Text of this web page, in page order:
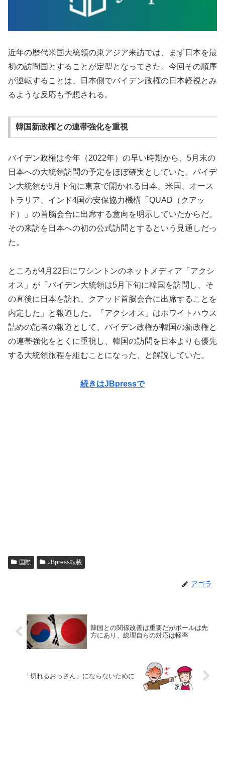
近年の歴代米国大統領の東アジア来訪では、まず日本を最
初の訪問国とすることが定型となってきた。今回その順序
が逆転することは、日本側でバイデン政権の日本軽視とみ
るような反応も予想される。
韓国新政権との連帯強化を重視
バイデン政権は今年（2022年）の早い時期から、5月末の
日本への大統領訪問の予定をほぼ確実としていた。バイデ
ン大統領が5月下旬に東京で開かれる日本、米国、オース
トラリア、インド4国の安保協力機構「QUAD（クアッ
ド）」の首脳会合に出席する意向を明示していたからだ。
その来訪を日本への初の公式訪問とするという見通しだっ
た。
ところが4月22日にワシントンのネットメディア「アクシ
オス」が「バイデン大統領は5月下旬に韓国を訪問し、そ
の直後に日本を訪れ、クアッド首脳会合に出席することを
内定した」と報道した。「アクシオス」はホワイトハウス
詰めの記者の報道として、バイデン政権が韓国の新政権と
の連帯強化をとくに重視し、韓国の訪問を日本よりも優先
する大統領旅程を組むことになった、と解説していた。
続きはJBpressで
国際 JBpress転載
アゴラ
韓国との関係改善は重要だがボールは先
方にあり、総理自らの対応は軽率
「切れるおっさん」にならないために